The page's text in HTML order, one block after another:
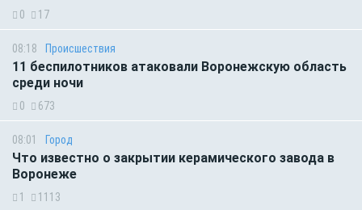
0 17
08:18 Происшествия
11 беспилотников атаковали Воронежскую область
среди ночи
0 673
08:01 Город
Что известно о закрытии керамического завода в
Воронеже
1 1113